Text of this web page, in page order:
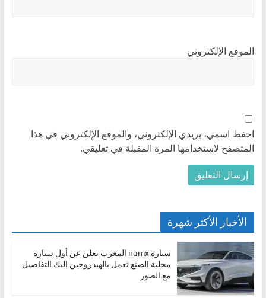
الموقع الإلكتروني
احفظ اسمي، بريدي الإلكتروني، والموقع الإلكتروني في هذا
المتصفح لاستخدامها المرة المقبلة في تعليقي.
الأخبار الأكثر شهرة
سيارة namx المغرب يعلن عن أول سيارة
محلية الصنع تعمل بالهيدروجين اليك التفاصيل
مع الصور